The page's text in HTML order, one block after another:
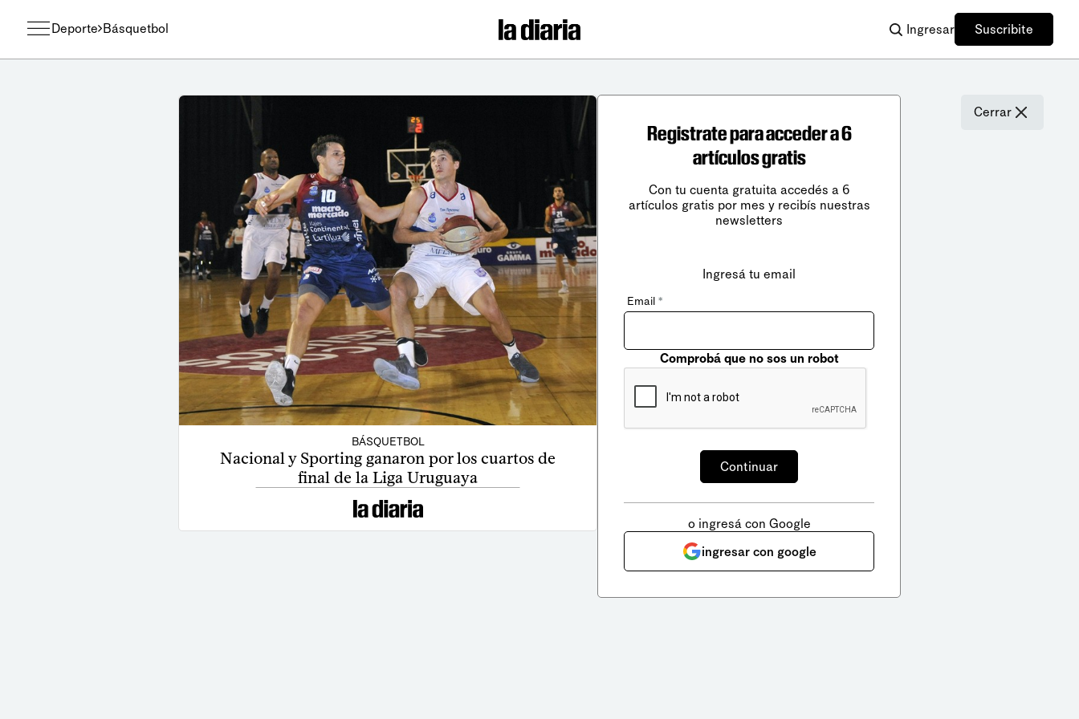
Deporte Básquetbol Ingresar Suscribite
BÁSQUETBOL
Nacional y Sporting ganaron por los cuartos de
final de la Liga Uruguaya
Cerrar
Registrate para acceder a 6
artículos gratis
Con tu cuenta gratuita accedés a 6
artículos gratis por mes y recibís nuestras
newsletters
Ingresá tu email
Email *
Comprobá que no sos un robot
o ingresá con Google
ingresar con google